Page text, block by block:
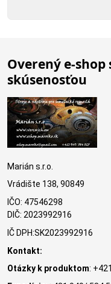
Overený e-
skúsenosťou
Marián s.r.o.
Vrádište 138, 90849
IČO: 47546298
DIČ: 2023992916
IČ DPH:SK2023992916
Kontakt:
Otázky k produktom: